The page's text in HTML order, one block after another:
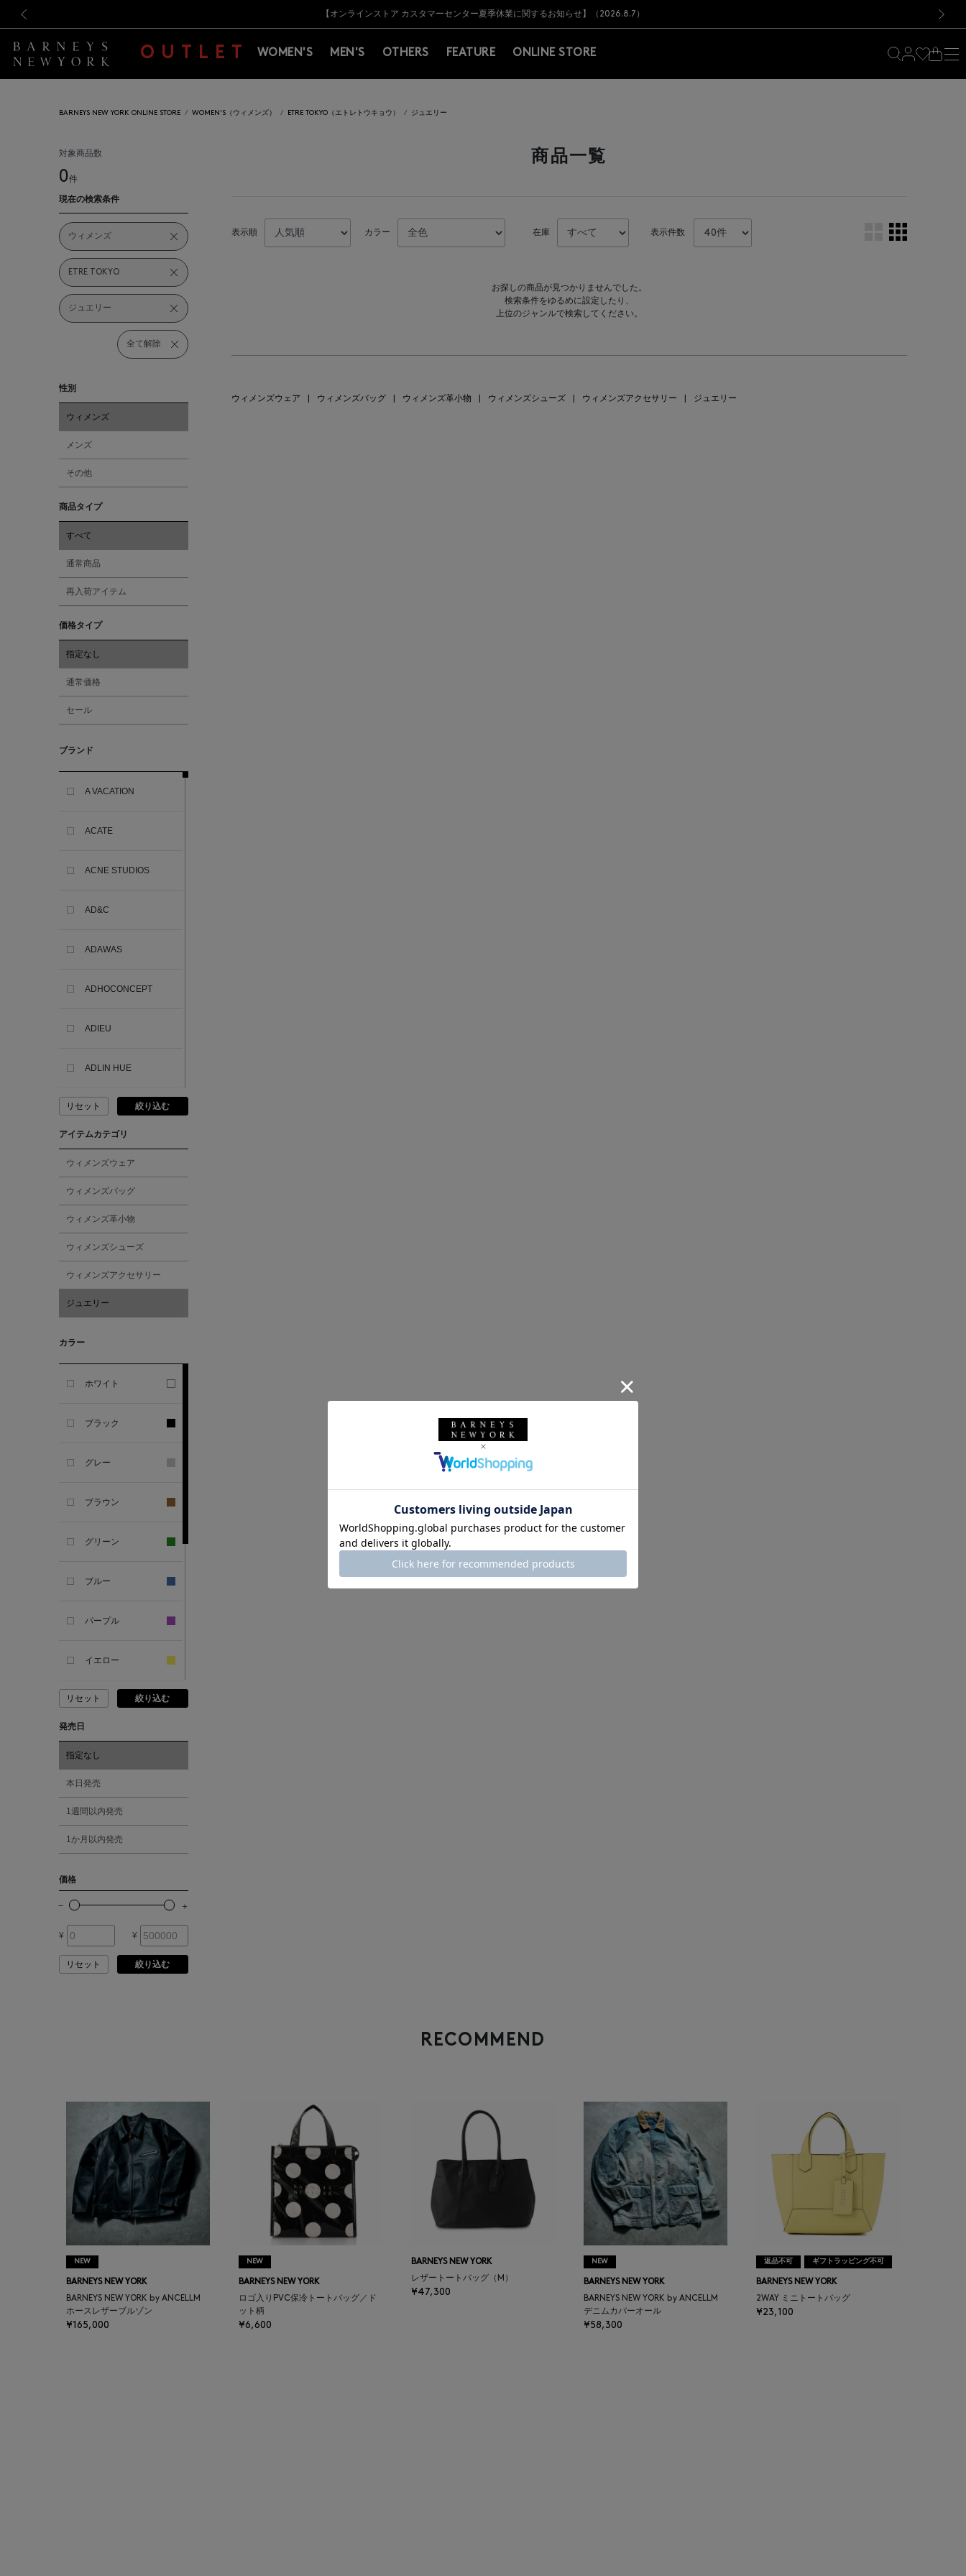
新規登録のお客様も対象！＜MY BARNEYS＞会員のお客様は11,000円（税込）以上のお買上げで常時送料無料！お買い物の際は会員登録を！
【夏季休業に伴う出荷一時停止のお知らせ】(2026.8.7)
【オンラインストア カスタマーセンター夏季休業に関するお知らせ】（2026.8.7）
【夏季休業に伴う返品・交換承り一時停止のお知らせ】（2026.8.5）
熊本県を中心とした地震の影響によるお荷物のお届けについて
【開催中】SUMMER SALEのご案内・ご注意事項
新規登録のお客様も対象！＜MY BARNEYS＞会員のお客様は11,000円（税込）以上のお買上げで常時送料無料！お買い物の際は会員登録を！
【夏季休業に伴う出荷一時停止のお知らせ】(2026.8.7)
OUTLET WOMEN'S MEN'S OTHERS FEATURE ONLINE STORE
BARNEYS NEW YORK ONLINE STORE WOMEN'S（ウィメンズ） ETRE TOKYO（エトレトウキョウ） ジュエリー
対象商品数
0件
現在の検索条件
ウィメンズ
ETRE TOKYO
ジュエリー
全て解除
性別
ウィメンズ
メンズ
その他
商品タイプ
すべて
通常商品
再入荷アイテム
価格タイプ
指定なし
通常価格
セール
ブランド
A VACATION
ACATE
ACNE STUDIOS
AD&C
ADAWAS
ADHOCONCEPT
ADIEU
ADLIN HUE
ADVISORY BOARD
AESOP
ALBERT THURSTON
ALESSANDRO
SANDAL
ANDERSONS
ANTIPAST
ANYA HINDMARCH
ARCS LONDON
ARIANNA
ASAUCE MELER
ATELIER AMBOISE
ATTO VANNUCCI
FIRENZE
AURALEE
AUTRY
BAGUTTA
BAKUNE
リセット 絞り込む
アイテムカテゴリ
ウィメンズウェア
ウィメンズバッグ
ウィメンズ革小物
ウィメンズシューズ
ウィメンズアクセサリー
ジュエリー
カラー
ホワイト
ブラック
グレー
ブラウン
グリーン
ブルー
パープル
イエロー
ピンク
レッド
オレンジ
シルバー
リセット 絞り込む
発売日
指定なし
本日発売
1週間以内発売
1か月以内発売
価格
¥ ¥
リセット 絞り込む
商品一覧
表示順 カラー 在庫 表示件数
お探しの商品が見つかりませんでした。
検索条件をゆるめに設定したり、
上位のジャンルで検索してください。
ウィメンズウェア ウィメンズバッグ ウィメンズ革小物 ウィメンズシューズ ウィメンズアクセサリー ジュエリー
RECOMMEND
NEW
BARNEYS NEW YORK
BARNEYS NEW YORK by ANCELLM
ホースレザーブルゾン
¥165,000
NEW
BARNEYS NEW YORK
ロゴ入りPVC保冷トートバッグ／ド
ット柄
¥6,600
BARNEYS NEW YORK
レザートートバッグ（M）
¥47,300
NEW
BARNEYS NEW YORK
BARNEYS NEW YORK by ANCELLM
デニムカバーオール
¥58,300
返品不可 ギフトラッピング不可
BARNEYS NEW YORK
2WAY ミニトートバッグ
¥23,100